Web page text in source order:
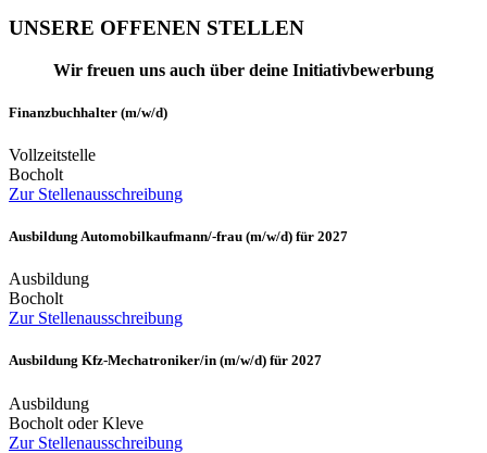
UNSERE OFFENEN STELLEN
Wir freuen uns auch über deine Initiativbewerbung
Finanzbuchhalter (m/w/d)
Vollzeitstelle
Bocholt
Zur Stellenausschreibung
Ausbildung Automobilkaufmann/-frau (m/w/d) für 2027
Ausbildung
Bocholt
Zur Stellenausschreibung
Ausbildung Kfz-Mechatroniker/in (m/w/d) für 2027
Ausbildung
Bocholt oder Kleve
Zur Stellenausschreibung